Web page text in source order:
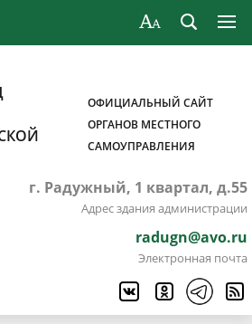
ОФИЦИАЛЬНЫЙ САЙТ
ОРГАНОВ МЕСТНОГО
САМОУПРАВЛЕНИЯ
г. Радужный, 1 квартал, д.55
Адрес здания администрации
radugn@avo.ru
Электронная почта